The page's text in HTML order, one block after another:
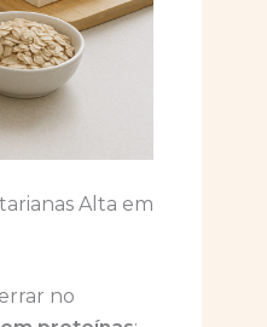
Alta em
no